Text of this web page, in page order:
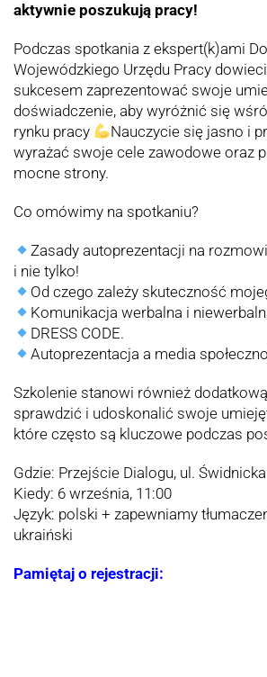
aktywnie poszukują pracy!
Podczas spotkania z ekspert(k)ami
Wojewódzkiego Urzędu Pracy
sukcesem zaprezentować swoje
doświadczenie, aby wyróżnić się
rynku pracy
Nauczуcie się jasno i
wyrażać swoje cele zawodowe oraz
mocne strony.
Co omówimy na spotkaniu?
Zasady autoprezentacji na
i nie tylko!
Od czego zależy skuteczność
Komunikacja werbalna i
DRESS CODE.
Autoprezentacja a media
Szkolenie stanowi również
sprawdzić i udoskonalić swoje
które często są kluczowe podczas
Gdzie: Przejście Dialogu, ul.
Kiedy: 6 września, 11:00
Język: polski + zapewniamy
ukraiński
Pamiętaj o rejestracji: